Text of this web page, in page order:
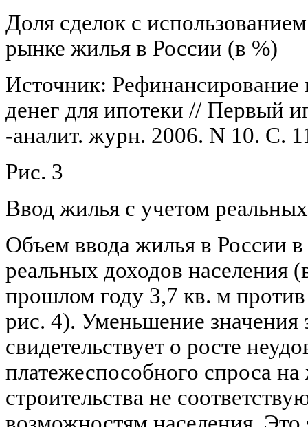
Доля сделок с
рынке жилья в России (в %)
Источник:
денег для ипотеки // Первый
-аналит. журн. 2006. N 10. С.
Рис. 3
Ввод жилья с учетом
Объем ввода жилья в России
реальных доходов населения
прошлом году 3,7 кв. м
рис. 4). Уменьшение значения
свидетельствует о росте
платежеспособного спроса
строительства не